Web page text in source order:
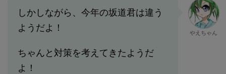
しかしながら、今年の坂道君は違う
ようだよ！
ちゃんと対策を考えてきたようだ
よ！
やえちゃん